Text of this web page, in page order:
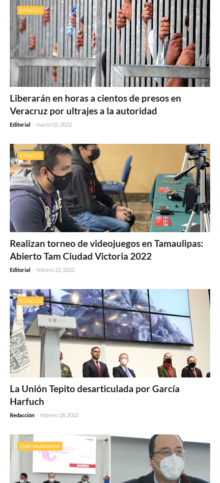
ESTADOS
Liberarán en horas a cientos de presos en
Veracruz por ultrajes a la autoridad
Editorial - marzo 02, 2022
ESTADOS
Realizan torneo de videojuegos en Tamaulipas:
Abierto Tam Ciudad Victoria 2022
Editorial - febrero 22, 2022
ESTADOS
La Unión Tepito desarticulada por García
Harfuch
Redacción - febrero 18, 2022
CIRO MURAYAMA